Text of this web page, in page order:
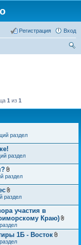
Вход
Регистрация
1 из 1
раздел
раздел
В
о
ж
е
н
и
я
раздел
В
л
о
ж
е
н
и
я
раздел
участия в
Краю)
л
1Б - Восток